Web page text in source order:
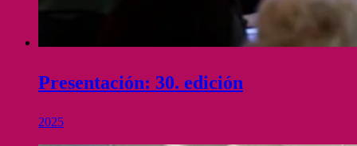
Presentación: 30. edición
2025